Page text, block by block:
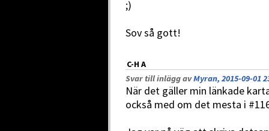
;)
Sov så gott!
C-H A
Svar till inlägg avMyran, 2015-09-01
När det gäller min länkade
också med om det mesta i